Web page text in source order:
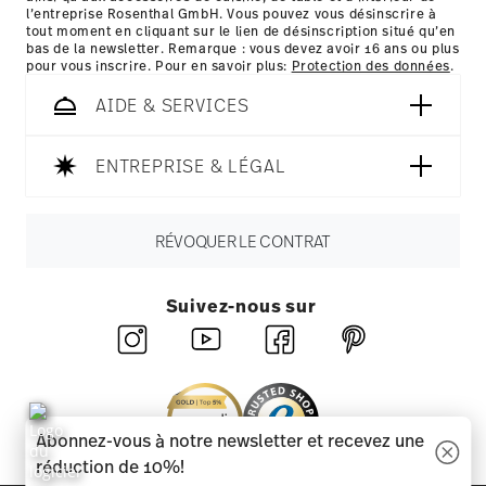
Résistance au lave-vaisselle Passe au micro-ondes
Sans danger pour le contact
ici
l’entreprise Rosenthal GmbH. Vous pouvez vous désinscrire à
tout moment en cliquant sur le lien de désinscription situé qu’en
bas de la newsletter. Remarque : vous devez avoir 16 ans ou plus
pour vous inscrire. Pour en savoir plus: Protection des données.
AIDE & SERVICES
ENTREPRISE & LÉGAL
RÉVOQUER LE CONTRAT
Suivez-nous sur
Abonnez-vous à notre newsletter et recevez une
réduction de 10%!